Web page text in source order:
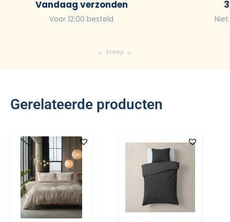
Vandaag verzonden
Voor 12:00 besteld
Gerelateerde producten